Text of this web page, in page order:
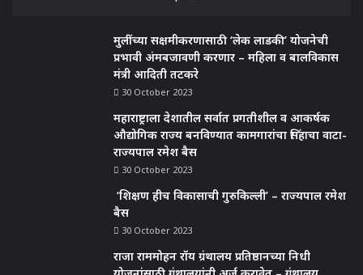
मुलींच्या सक्षमीकरणासाठी ‘लेक लाडकी’ योजनेची
प्रभावी अंमबजावणी करणार – महिला व बालविकास
मंत्री आदिती तटकरे
30 October 2023
महाराष्ट्राला देशातील सर्वात प्रगतीशील व आकर्षक
औद्योगिक राज्य बनविण्यात कामगारांचा सिंहाचा वाटा-
राज्यपाल रमेश बैस
30 October 2023
‘शिक्षण हीच विकासाची गुरुकिल्ली’ – राज्यपाल रमेश
बैस
30 October 2023
राजा राममोहन रॉय ग्रंथालय प्रतिष्ठानच्या निधी